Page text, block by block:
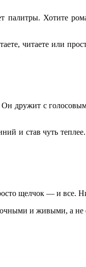
Хотите
читаете или
Он дружит с
и став чуть
щелчок — и все.
и живыми, а